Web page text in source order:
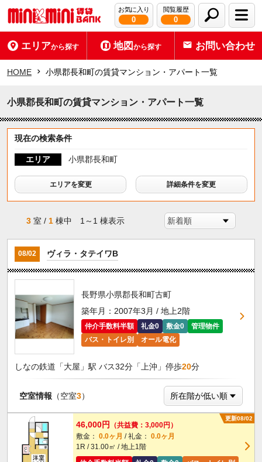
お気に入り
0
閲覧履歴
0
エリアから探す 地図から探す お問い合わせ
HOME 小県郡長和町の賃貸マンション・アパート一覧
小県郡長和町の賃貸マンション・アパート一覧
現在の検索条件
エリア 小県郡長和町
エリアを変更 詳細条件を変更
3 室 / 1 棟中 1～1 棟表示
08/02 ヴィラ・タテイワB
長野県小県郡長和町古町
築年月：2007年3月 / 地上2階
仲介手数料半額 礼金0 敷金0
管理物件
バス・トイレ別
オール電化
しなの鉄道「大屋」駅 バス32分「上沖」停歩20分
空室情報 （空室3）
更新08/02
46,000円
（共益費：3,000円）
敷金： 0.0ヶ月 / 礼金： 0.0ヶ月
1R / 31.00㎡ / 地上1階